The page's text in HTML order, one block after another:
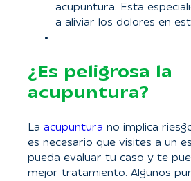
acupuntura. Esta
a aliviar los dolores en
¿Es peligrosa la
acupuntura?
La acupuntura no implica
es necesario que visites a un
pueda evaluar tu caso y te
mejor tratamiento. Algunos